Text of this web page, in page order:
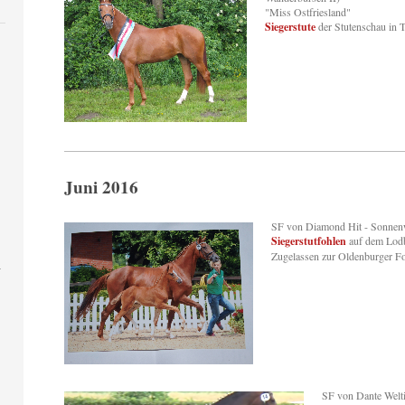
"Miss Ostfriesland"
Siegerstuteder Stutenschau in
Juni 2016
SF von Diamond Hit -
Siegerstutfohlenauf dem
Zugelassen zur Oldenburger
SF von Dante